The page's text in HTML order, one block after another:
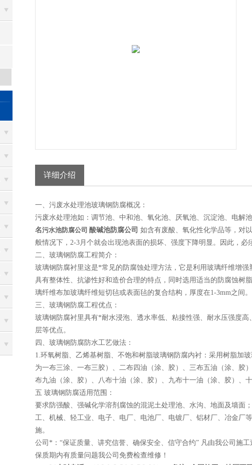
详细介绍
一、污废水处理池玻璃钢防腐概况：
污废水处理池如：调节池、中和池、氧化池、厌氧池、沉淀池、电解
名污水池防腐公司 酸碱池防腐公司 如含有废酸、氧化性化学品等，对
般情况下，2-3月个就会出现池表面的损坏、强度下降明显。因此，必
二、玻璃钢防腐工程简介：
玻璃钢防腐衬里这是*常见的防腐蚀处理方法，它是利用玻璃纤维增
具有整体性、抗渗性好和造价合理的特点，同时选用适当的防腐蚀树
璃纤维布加玻璃纤维短切毡或表面毡的复合结构，厚度在1-3mm之间。
三、玻璃钢防腐工程优点：
玻璃钢防腐衬里具有*耐水浸泡、透水率低、粘接性强、耐水压强度
层等优点。
四、玻璃钢防腐防水工艺做法：
1.环氧树脂、乙烯基树脂、不饱和树脂玻璃钢防腐内衬：采用树脂加
为一布三涂、一布三胶）、二布四油（涂、胶）、三布五油（涂、
布九油（涂、胶）、八布十油（涂、胶）、九布十一油（涂、胶）、
五 玻璃钢防腐适用范围：
要求防强酸、强碱化学溶剂腐蚀的混泥土处理池、水沟、地面及墙面
工、机械、轻工业、电子、电厂、电池厂、电镀厂、铝材厂、冶金厂
施。
公司*：“保证质量、讲究信誉、确保安全、信守合约” 凡由我公司施
保质期内有质量问题我公司免费检查维修！